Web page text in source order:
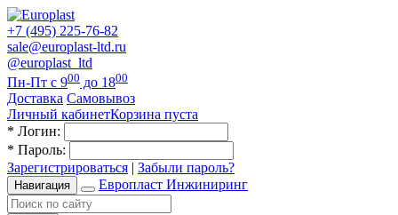
+7 (495) 225-76-82
sale@europlast-ltd.ru
@europlast_ltd
Пн-Пт с 900 до 1800
Доставка Самовывоз
Личный кабинетКорзина пуста
* Логин:
* Пароль:
Зарегистрироваться | Забыли пароль?
Навигация Европласт Инжиниринг